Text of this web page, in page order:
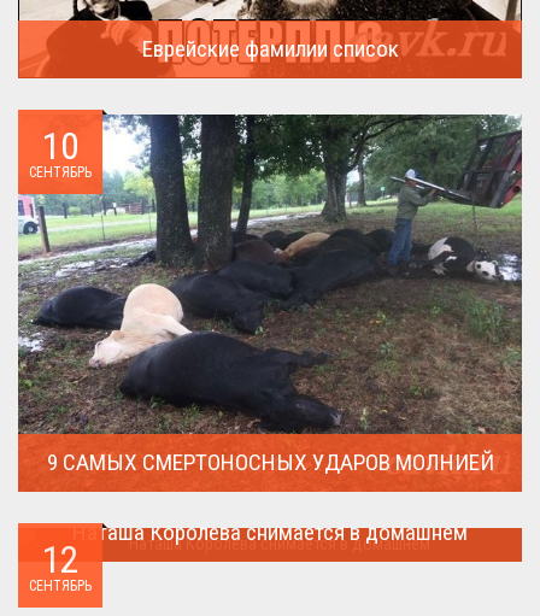
Еврейские фамилии список
10
СЕНТЯБРЬ
9 САМЫХ СМЕРТОНОСНЫХ УДАРОВ МОЛНИЕЙ
12
СЕНТЯБРЬ
Наташа Королева снимается в домашнем